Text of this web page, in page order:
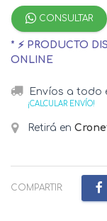
CONSULTAR
* ⚡ PRODUCTO
ONLINE
Envíos a todo
¡CALCULAR ENVÍO!
Retirá en
COMPARTIR: